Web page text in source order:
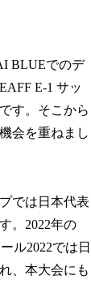
BLUEでのデ
E-1 サッ
す。そこから
会を重ねまし
では日本代表
。2022年の
ル2022では日
、本大会にも